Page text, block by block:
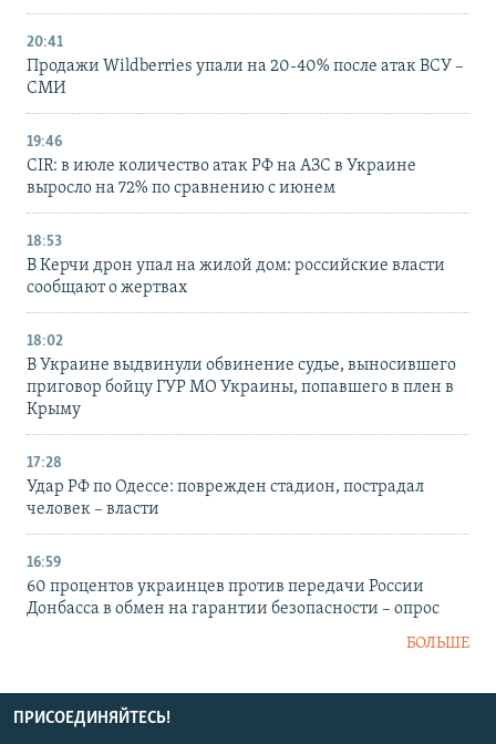
20:41
Продажи Wildberries упали на 20-40% после атак ВСУ –
СМИ
19:46
CIR: в июле количество атак РФ на АЗС в Украине
выросло на 72% по сравнению с июнем
18:53
В Керчи дрон упал на жилой дом: российские власти
сообщают о жертвах
18:02
В Украине выдвинули обвинение судье, выносившего
приговор бойцу ГУР МО Украины, попавшего в плен в
Крыму
17:28
Удар РФ по Одессе: поврежден стадион, пострадал
человек – власти
16:59
60 процентов украинцев против передачи России
Донбасса в обмен на гарантии безопасности – опрос
БОЛЬШЕ
ПРИСОЕДИНЯЙТЕСЬ!